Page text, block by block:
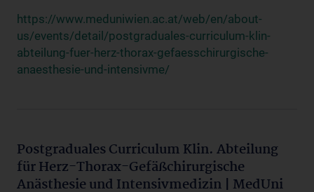
https://www.meduniwien.ac.at/web/en/about-
us/events/detail/postgraduales-curriculum-klin-
abteilung-fuer-herz-thorax-gefaesschirurgische-
anaesthesie-und-intensivme/
Postgraduales Curriculum Klin. Abteilung
für Herz-Thorax-Gefäßchirurgische
Anästhesie und Intensivmedizin | MedUni